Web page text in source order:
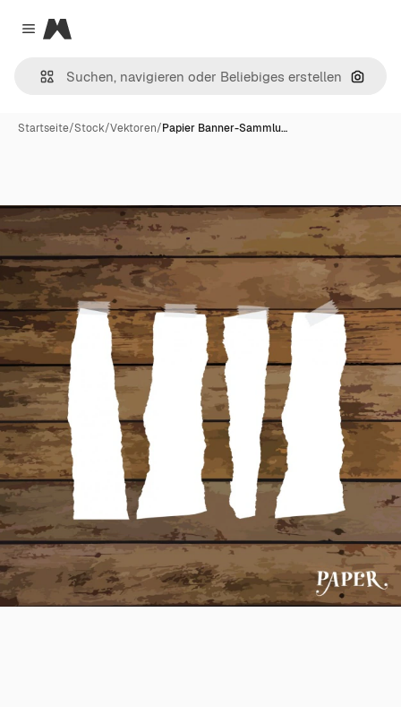
Close menu
Magnific
Nach
Startseite/Stock/Vektoren/Papier Banner-Sammlu…